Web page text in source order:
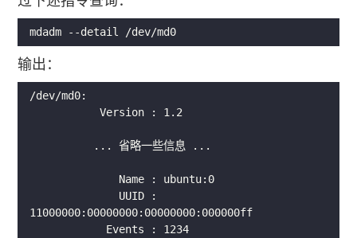
mdadm --detail /dev/md0
输出：
           Version : 1.2
              Name : ubuntu:0
11000000:00000000:00000000:000000ff
            Events : 1234